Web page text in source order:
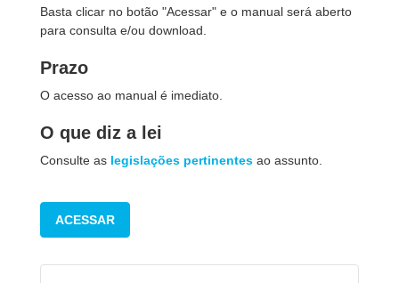
Basta clicar no botão "Acessar" e o manual será aberto
para consulta e/ou download.
Prazo
O acesso ao manual é imediato.
O que diz a lei
Consulte as legislações pertinentes ao assunto.
ACESSAR